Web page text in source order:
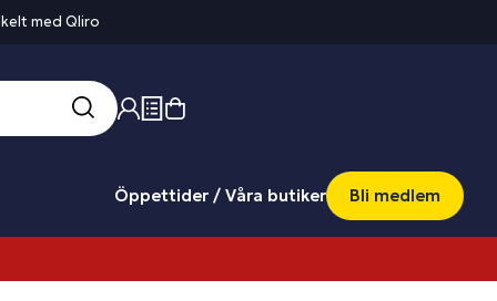
med Qliro
Öppettider / Våra butiker Bli medlem